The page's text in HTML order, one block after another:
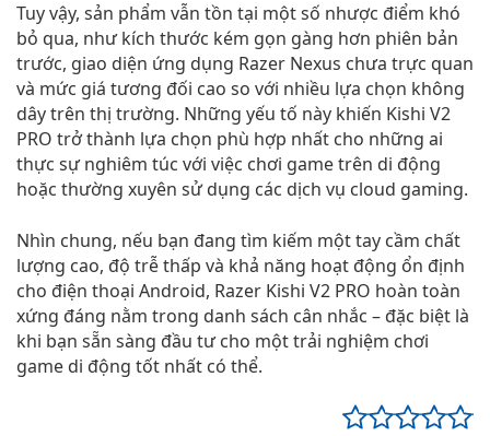
Tuy vậy, sản phẩm vẫn tồn tại một số nhược điểm khó
bỏ qua, như kích thước kém gọn gàng hơn phiên bản
trước, giao diện ứng dụng Razer Nexus chưa trực quan
và mức giá tương đối cao so với nhiều lựa chọn không
dây trên thị trường. Những yếu tố này khiến Kishi V2
PRO trở thành lựa chọn phù hợp nhất cho những ai
thực sự nghiêm túc với việc chơi game trên di động
hoặc thường xuyên sử dụng các dịch vụ cloud gaming.
Nhìn chung, nếu bạn đang tìm kiếm một tay cầm chất
lượng cao, độ trễ thấp và khả năng hoạt động ổn định
cho điện thoại Android, Razer Kishi V2 PRO hoàn toàn
xứng đáng nằm trong danh sách cân nhắc – đặc biệt là
khi bạn sẵn sàng đầu tư cho một trải nghiệm chơi
game di động tốt nhất có thể.